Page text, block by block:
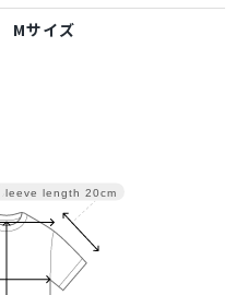
Mサイズ
Sleeve length 20cm